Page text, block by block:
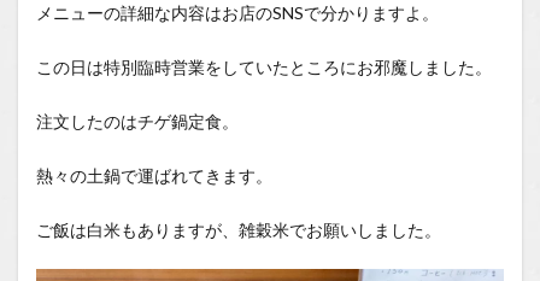
メニューの詳細な内容はお店のSNSで分かりますよ。
この日は特別臨時営業をしていたところにお邪魔しました。
注文したのはチゲ鍋定食。
熱々の土鍋で運ばれてきます。
ご飯は白米もありますが、雑穀米でお願いしました。